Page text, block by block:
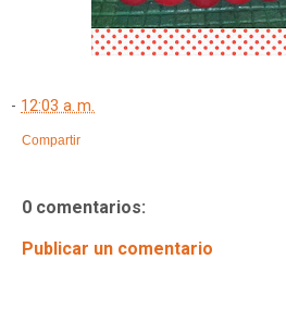
- 12:03 a. m.
Compartir
0 comentarios:
Publicar un comentario